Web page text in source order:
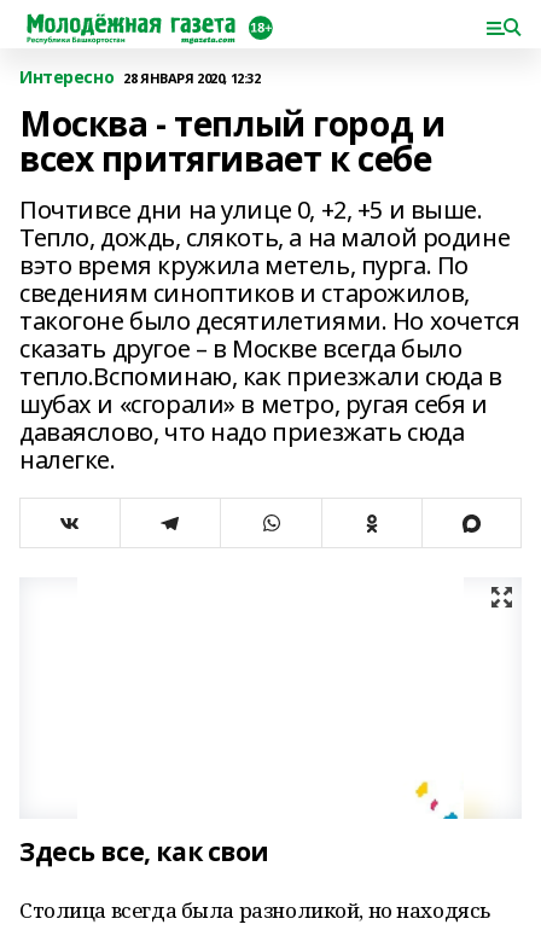
Интересно 28 ЯНВАРЯ 2020, 12:32
Москва - теплый город и
всех притягивает к себе
Почтивсе дни на улице 0, +2, +5 и выше.
Тепло, дождь, слякоть, а на малой родине
вэто время кружила метель, пурга. По
сведениям синоптиков и старожилов,
такогоне было десятилетиями. Но хочется
сказать другое – в Москве всегда было
тепло.Вспоминаю, как приезжали сюда в
шубах и «сгорали» в метро, ругая себя и
даваяслово, что надо приезжать сюда
налегке.
Здесь все, как свои
Столица всегда была разноликой, но находясь